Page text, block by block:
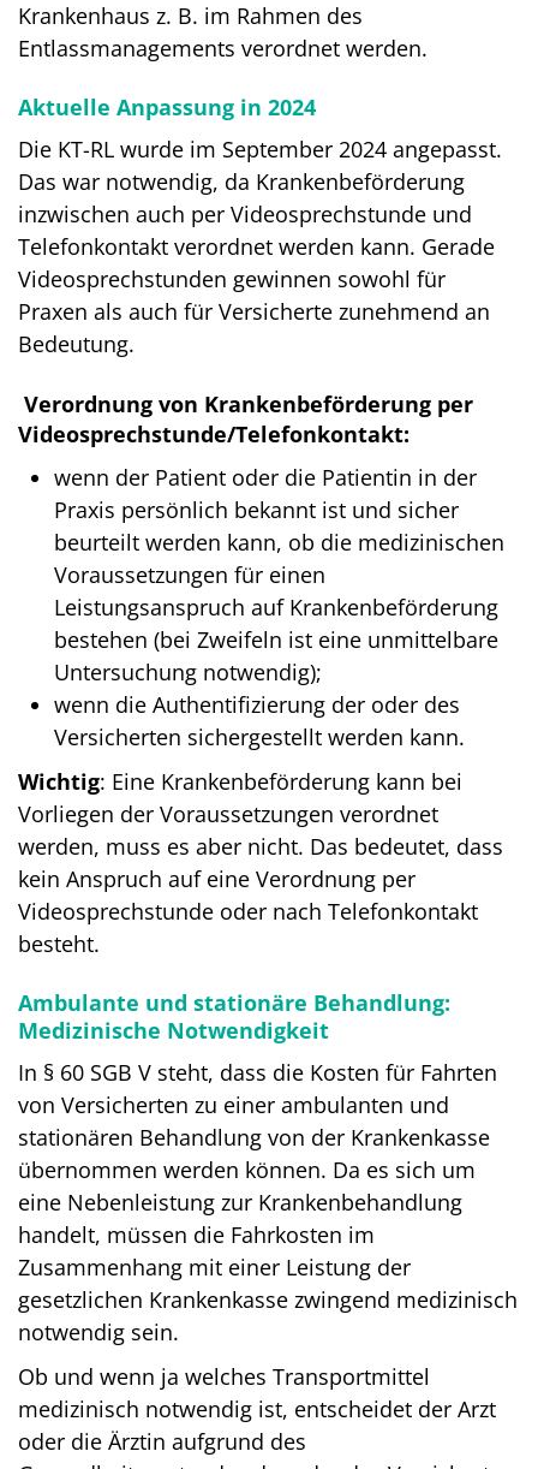
Krankenhaus z. B. im Rahmen des
Entlassmanagements verordnet werden.
Aktuelle Anpassung in 2024
Die KT-RL wurde im September 2024 angepasst.
Das war notwendig, da Krankenbeförderung
inzwischen auch per Videosprechstunde und
Telefonkontakt verordnet werden kann. Gerade
Videosprechstunden gewinnen sowohl für
Praxen als auch für Versicherte zunehmend an
Bedeutung.
Verordnung von Krankenbeförderung per
Videosprechstunde/Telefonkontakt:
wenn der Patient oder die Patientin in der
Praxis persönlich bekannt ist und sicher
beurteilt werden kann, ob die medizinischen
Voraussetzungen für einen
Leistungsanspruch auf Krankenbeförderung
bestehen (bei Zweifeln ist eine unmittelbare
Untersuchung notwendig);
wenn die Authentifizierung der oder des
Versicherten sichergestellt werden kann.
Wichtig: Eine Krankenbeförderung kann bei
Vorliegen der Voraussetzungen verordnet
werden, muss es aber nicht. Das bedeutet, dass
kein Anspruch auf eine Verordnung per
Videosprechstunde oder nach Telefonkontakt
besteht.
Ambulante und stationäre Behandlung:
Medizinische Notwendigkeit
In § 60 SGB V steht, dass die Kosten für Fahrten
von Versicherten zu einer ambulanten und
stationären Behandlung von der Krankenkasse
übernommen werden können. Da es sich um
eine Nebenleistung zur Krankenbehandlung
handelt, müssen die Fahrkosten im
Zusammenhang mit einer Leistung der
gesetzlichen Krankenkasse zwingend medizinisch
notwendig sein.
Ob und wenn ja welches Transportmittel
medizinisch notwendig ist, entscheidet der Arzt
oder die Ärztin aufgrund des